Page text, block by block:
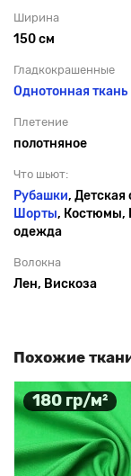
Ширина
150 см
Гладкокрашенные
Однотонная ткань
Плетение
полотняное
Что шьют:
Рубашки, Детская
Шорты, Костюмы,
одежда
Волокна
Лен, Вискоза
Похожие
180 гр/м²